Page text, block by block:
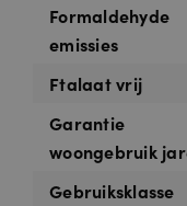
Formaldehyde
emissies
Ftalaat vrij
Garantie
woongebruik
Gebruiksklasse